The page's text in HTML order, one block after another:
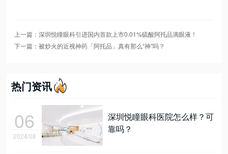
上一篇：深圳悦瞳眼科引进国内首款上市0.01%硫酸阿托品滴眼液！
下一篇：被炒火的近视神药「阿托品」真有那么“神”吗？
热门资讯
06
2024/08
深圳悦瞳眼科医院怎么样？可
靠吗？